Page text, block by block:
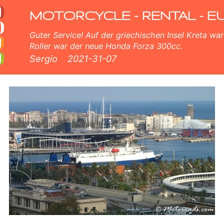
MOTORCYCLE - RENTAL -
Guter Service! Auf der griechischen Insel Kreta
Roller war der neue Honda Forza 300cc.
Sergio 2021-31-07